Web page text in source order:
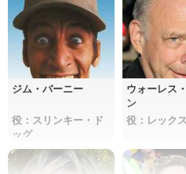
ジム・バーニー
役：スリンキー・ド
ッグ
ウォーレス
ン
役：レックス